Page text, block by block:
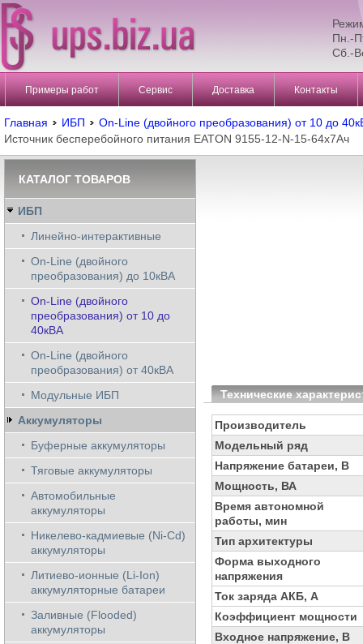
Пн.-
Сб.-
Примеры работ Сервис Доставка Контакты
Главная ИБП
On-Line (двойного преобразования) от 10 до
Источник бесперебойного питания EATON 9155-12-N-15-64x7Aч
Технические
Производитель
Модельный ряд
Напряжение батареи, В
Мощность, ВА
Время автономной
работы, мин
Тип архитектуры
Форма выходного
напряжения
Ток заряда АКБ, А
Коэффициент мощности
Входное напряжение, В
КАТАЛОГ ТОВАРОВ
ИБП
Линейно-интерактивные
On-Line (двойного
преобразования) до 10кВА
On-Line (двойного
преобразования) от 10 до
40кВА
On-Line (двойного
преобразования) от 40кВА
Модульные ИБП
Аккумуляторы
Буферные аккумуляторы
Тяговые аккумуляторы
Автомобильные
аккумуляторы
Никелево-кадмиевые (Ni-Cd)
аккумуляторы
Литиево-ионные (Li-Ion)
аккумуляторные батареи
Заливные (Flooded)
аккумуляторы